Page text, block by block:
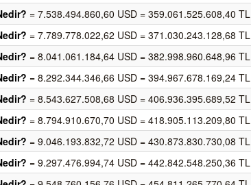
= 7.538.494.860,60 USD = 359.061.525.608,40 TL
= 7.789.778.022,62 USD = 371.030.243.128,68 TL
= 8.041.061.184,64 USD = 382.998.960.648,96 TL
= 8.292.344.346,66 USD = 394.967.678.169,24 TL
= 8.543.627.508,68 USD = 406.936.395.689,52 TL
= 8.794.910.670,70 USD = 418.905.113.209,80 TL
= 9.046.193.832,72 USD = 430.873.830.730,08 TL
= 9.297.476.994,74 USD = 442.842.548.250,36 TL